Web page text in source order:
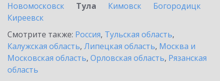
Новомосковск
Тула Кимовск
Богородицк
Киреевск
Смотрите также: Россия, Тульская область,
Калужская область, Липецкая область, Москва и
Московская область, Орловская область, Рязанская
область